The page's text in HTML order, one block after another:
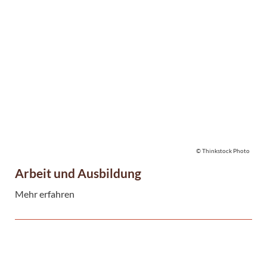
Arbeit und Ausbildung
Mehr erfahren
© Thinkstock Photo